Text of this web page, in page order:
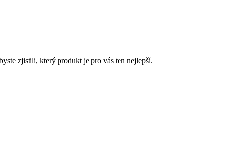
zjistili, který produkt je pro vás ten nejlepší.